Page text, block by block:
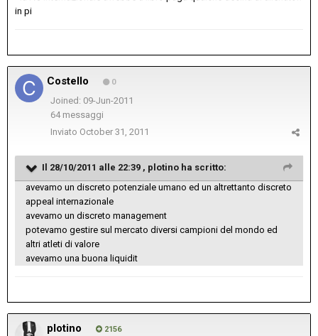
in pi
Costello 0
Joined: 09-Jun-2011
64 messaggi
Inviato October 31, 2011
Il 28/10/2011 alle 22:39 , plotino ha scritto:
avevamo un discreto potenziale umano ed un altrettanto discreto
appeal internazionale
avevamo un discreto management
potevamo gestire sul mercato diversi campioni del mondo ed
altri atleti di valore
avevamo una buona liquidit
plotino 2156